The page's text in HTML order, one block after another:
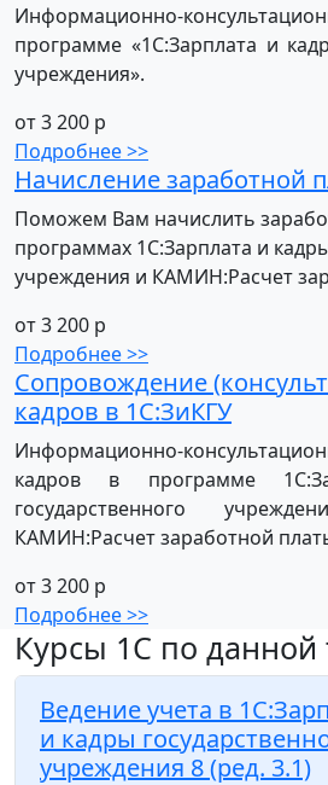
Информационно-
программе «1С:Зарплата и
учреждения».
от 3 200 р
Подробнее >>
Начисление заработной
Поможем Вам начислить
программах 1С:Зарплата и
учреждения и КАМИН:Расчет
от 3 200 р
Подробнее >>
Сопровождение
кадров в 1С:ЗиКГУ
Информационно-
кадров в программе
государственного
КАМИН:Расчет заработной
от 3 200 р
Подробнее >>
Курсы 1С по данной
Ведение учета в
и кадры
учреждения 8 (ред. 3.1)